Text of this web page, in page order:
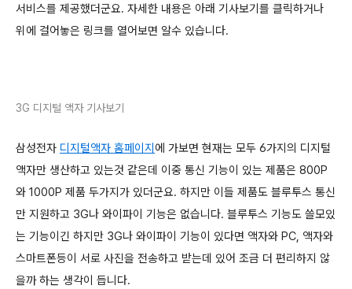
서비스를 제공했더군요. 자세한 내용은 아래 기사보기를 클릭하거나
위에 걸어놓은 링크를 열어보면 알수 있습니다.
3G 디지털 액자 기사보기
삼성전자 디지털액자 홈페이지에 가보면 현재는 모두 6가지의 디지털
액자만 생산하고 있는것 같은데 이중 통신 기능이 있는 제품은 800P
와 1000P 제품 두가지가 있더군요. 하지만 이들 제품도 블루투스 통신
만 지원하고 3G나 와이파이 기능은 없습니다. 블루투스 기능도 쓸모있
는 기능이긴 하지만 3G나 와이파이 기능이 있다면 액자와 PC, 액자와
스마트폰등이 서로 사진을 전송하고 받는데 있어 조금 더 편리하지 않
을까 하는 생각이 듭니다.